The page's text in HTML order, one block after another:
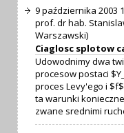
9 października 2003
prof. dr hab.
Warszawski)
Ciaglosc splotow
Udowodnimy dwa
procesow postaci
proces Levy'ego i
ta warunki
zwane srednimi